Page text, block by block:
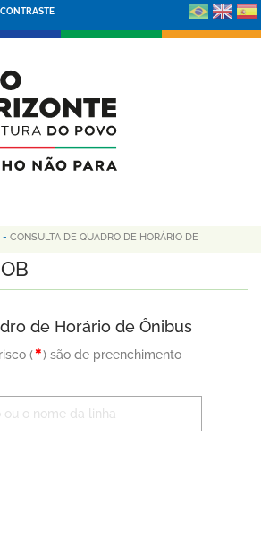
- CONSULTA DE QUADRO DE HORÁRIO DE
de Horário de Ônibus
(
) são de preenchimento